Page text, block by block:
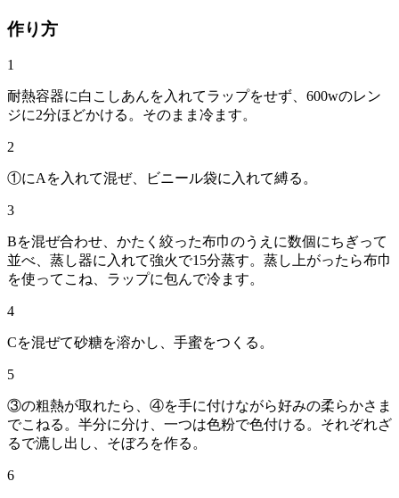
作り方
1
耐熱容器に白こしあんを入れてラップをせず、600wのレン
ジに2分ほどかける。そのまま冷ます。
2
①にAを入れて混ぜ、ビニール袋に入れて縛る。
3
Bを混ぜ合わせ、かたく絞った布巾のうえに数個にちぎって
並べ、蒸し器に入れて強火で15分蒸す。蒸し上がったら布巾
を使ってこね、ラップに包んで冷ます。
4
Cを混ぜて砂糖を溶かし、手蜜をつくる。
5
③の粗熱が取れたら、④を手に付けながら好みの柔らかさま
でこねる。半分に分け、一つは色粉で色付ける。それぞれざ
るで漉し出し、そぼろを作る。
6